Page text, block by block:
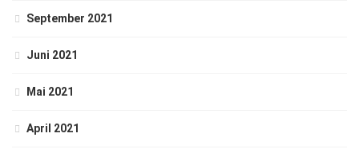
September 2021
Juni 2021
Mai 2021
April 2021